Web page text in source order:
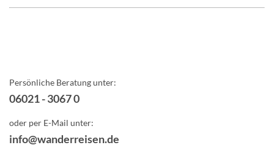
Persönliche Beratung unter:
06021 - 3067 0
oder per E-Mail unter:
info@wanderreisen.de